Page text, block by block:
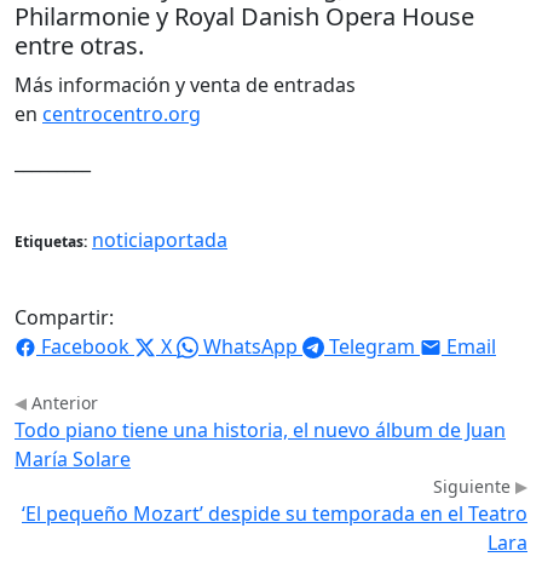
Philarmonie y Royal Danish Opera House
entre otras.
Más información y venta de entradas
en centrocentro.org
Etiquetas: noticiaportada
Compartir:
Facebook
X WhatsApp Telegram Email
Anterior
Todo piano tiene una historia, el nuevo álbum de Juan
María Solare
Siguiente
‘El pequeño Mozart’ despide su temporada en el Teatro
Lara